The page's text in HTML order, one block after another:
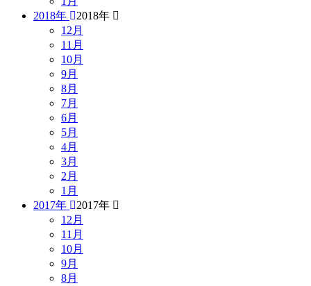
2018年
2018年
12月
11月
10月
9月
8月
7月
6月
5月
4月
3月
2月
1月
2017年
2017年
12月
11月
10月
9月
8月